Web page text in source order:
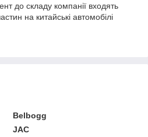
до складу компанії входять
на китайські автомобілі
Belbogg
JAC